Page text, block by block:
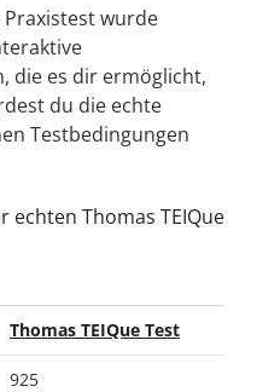
Praxistest wurde
die es dir ermöglicht,
du die echte
Testbedingungen
echten Thomas TEIQue
Thomas TEIQue Test
925